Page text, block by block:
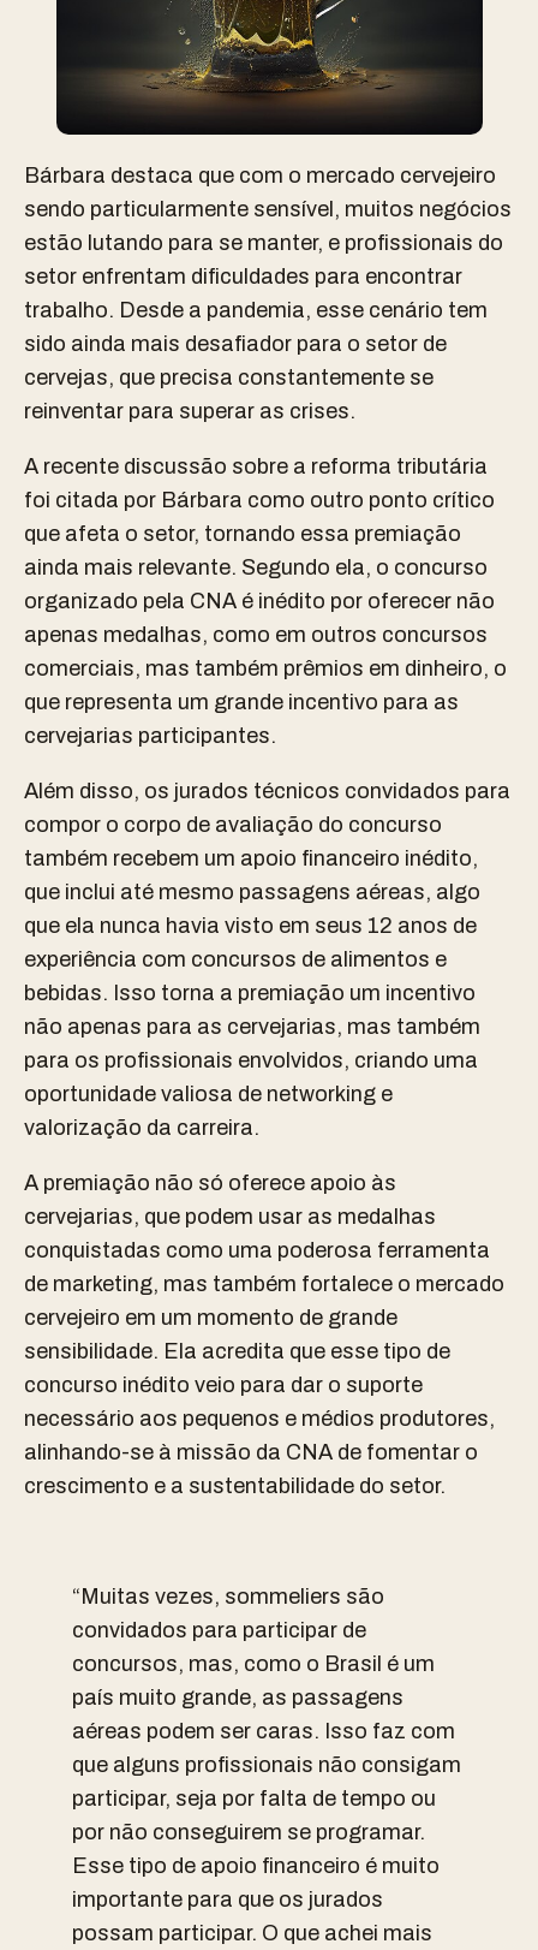
Bárbara destaca que com o mercado cervejeiro
sendo particularmente sensível, muitos negócios
estão lutando para se manter, e profissionais do
setor enfrentam dificuldades para encontrar
trabalho. Desde a pandemia, esse cenário tem
sido ainda mais desafiador para o setor de
cervejas, que precisa constantemente se
reinventar para superar as crises.
A recente discussão sobre a reforma tributária
foi citada por Bárbara como outro ponto crítico
que afeta o setor, tornando essa premiação
ainda mais relevante. Segundo ela, o concurso
organizado pela CNA é inédito por oferecer não
apenas medalhas, como em outros concursos
comerciais, mas também prêmios em dinheiro, o
que representa um grande incentivo para as
cervejarias participantes.
Além disso, os jurados técnicos convidados para
compor o corpo de avaliação do concurso
também recebem um apoio financeiro inédito,
que inclui até mesmo passagens aéreas, algo
que ela nunca havia visto em seus 12 anos de
experiência com concursos de alimentos e
bebidas. Isso torna a premiação um incentivo
não apenas para as cervejarias, mas também
para os profissionais envolvidos, criando uma
oportunidade valiosa de networking e
valorização da carreira.
A premiação não só oferece apoio às
cervejarias, que podem usar as medalhas
conquistadas como uma poderosa ferramenta
de marketing, mas também fortalece o mercado
cervejeiro em um momento de grande
sensibilidade. Ela acredita que esse tipo de
concurso inédito veio para dar o suporte
necessário aos pequenos e médios produtores,
alinhando-se à missão da CNA de fomentar o
crescimento e a sustentabilidade do setor.
“Muitas vezes, sommeliers são
convidados para participar de
concursos, mas, como o Brasil é um
país muito grande, as passagens
aéreas podem ser caras. Isso faz com
que alguns profissionais não consigam
participar, seja por falta de tempo ou
por não conseguirem se programar.
Esse tipo de apoio financeiro é muito
importante para que os jurados
possam participar. O que achei mais